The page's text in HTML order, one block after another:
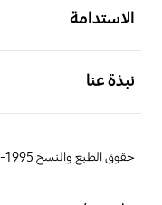
الاستدامة
نبذة عنا
حقوق الطبع والنسخ 1995-2026 سامسونج. جميع الحقوق محفوظة.